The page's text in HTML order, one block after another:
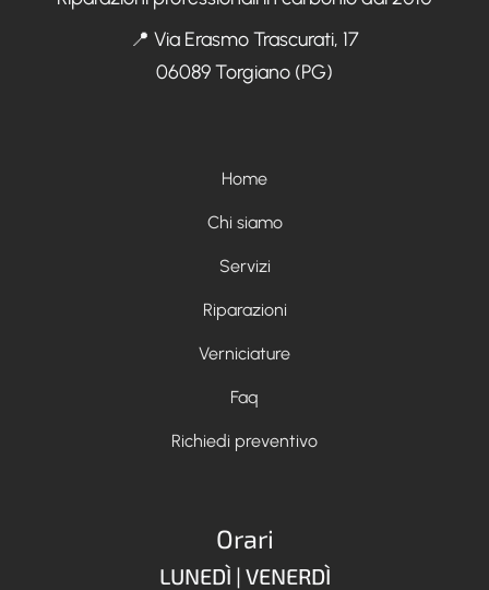
📍 Via Erasmo Trascurati, 17
06089 Torgiano (PG)
Home
Chi siamo
Servizi
Riparazioni
Verniciature
Faq
Richiedi preventivo
Orari
LUNEDÌ | VENERDÌ